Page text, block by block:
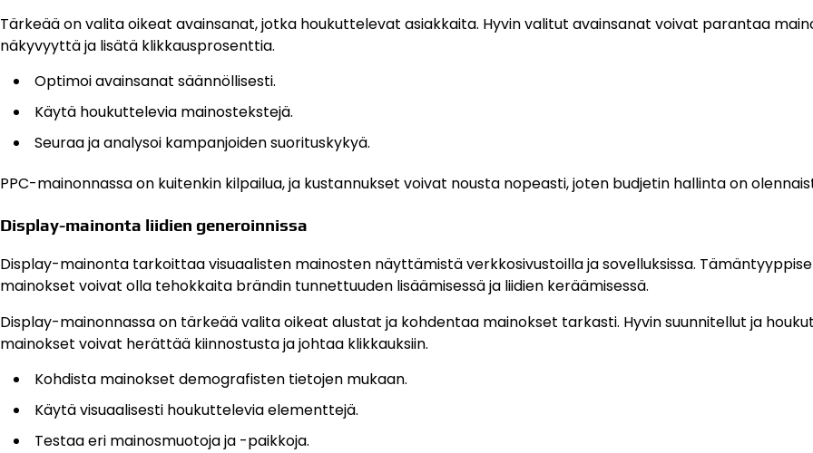
Tärkeää on valita oikeat avainsanat, jotka houkuttelevat asiakkaita. Hyvin valitut avainsanat voivat parantaa
näkyvyyttä ja lisätä klikkausprosenttia.
Optimoi avainsanat säännöllisesti.
Käytä houkuttelevia mainostekstejä.
Seuraa ja analysoi kampanjoiden suorituskykyä.
PPC-mainonnassa on kuitenkin kilpailua, ja kustannukset voivat nousta nopeasti, joten budjetin hallinta on
Display-mainonta liidien generoinnissa
Display-mainonta tarkoittaa visuaalisten mainosten näyttämistä verkkosivustoilla ja sovelluksissa.
mainokset voivat olla tehokkaita brändin tunnettuuden lisäämisessä ja liidien keräämisessä.
Display-mainonnassa on tärkeää valita oikeat alustat ja kohdentaa mainokset tarkasti. Hyvin suunnitellut ja
mainokset voivat herättää kiinnostusta ja johtaa klikkauksiin.
Kohdista mainokset demografisten tietojen mukaan.
Käytä visuaalisesti houkuttelevia elementtejä.
Testaa eri mainosmuotoja ja -paikkoja.